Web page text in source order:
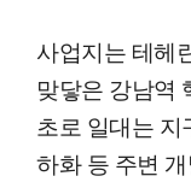
사업지는 테헤
맞닿은 강남역
초로 일대는
하화 등 주변